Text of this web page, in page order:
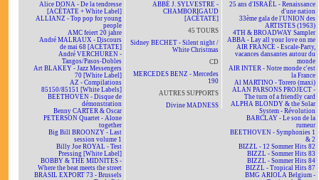
Alice DONA - De la tendresse
[ACÉTATE + White Label]
ALLIANZ - Top pop for young
people
AMC feiert 20 jahre
André MALRAUX - Discours
de mai 68 [ACÉTATE]
André VERCHUREN -
Tangos/Pasos-Dobles
Art BLAKEY - Jazz Messengers
70 [White Label]
AZ - Compilations
85150/85151 [White Labels]
BEETHOVEN - Disque de
démonstration
Benny CARTER & Oscar
PETERSON Quartet - Alone
together
Big Bill BROONZY - Last
session volume 1
Billy Joe ROYAL - Test
Pressing [White Label]
BOBBY & THE MIDNITES -
Where the beat meets the street
BRASIL EXPORT 73 - Brussels
ABBÉ J. SYLVESTRE -
CHAMBORIGAUD
[ACÉTATE]
45 TOURS
Sidney BECHET - Silent night /
White Christmas
CD
MERCEDES BENZ - Mercedes
190
AUTRES SUPPORTS
Divine MADNESS
25 ans d'ISRAËL - Renaissance
d'une nation
33ème gala de l'UNION des
ARTISTES (1963)
4TH & BROADWAY Sampler
ABBA - Lay all your love on me
AIR FRANCE - Escale-Party,
vacances dansantes autour du
monde
AIR INTER - Notre monde c'est
la France
Al MARTINO - Torero (maxi)
ALAN PARSONS PROJECT -
The turn of a friendly card
ALPHA BLONDY & the Solar
System - Révolution
BARCLAY - Le son de la
rumeur
BEETHOVEN - Symphonies 1
& 2
BIZZL - 12 Sommer Hits 82
BIZZL - Sommer Hits 83
BIZZL - Sommer Hits 84
BIZZL - Tropical Hits 87
BMG ARIOLA Belgium -